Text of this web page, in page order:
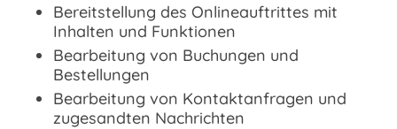
Bereitstellung des Onlineauftrittes mit
Inhalten und Funktionen
Bearbeitung von Buchungen und
Bestellungen
Bearbeitung von Kontaktanfragen und
zugesandten Nachrichten